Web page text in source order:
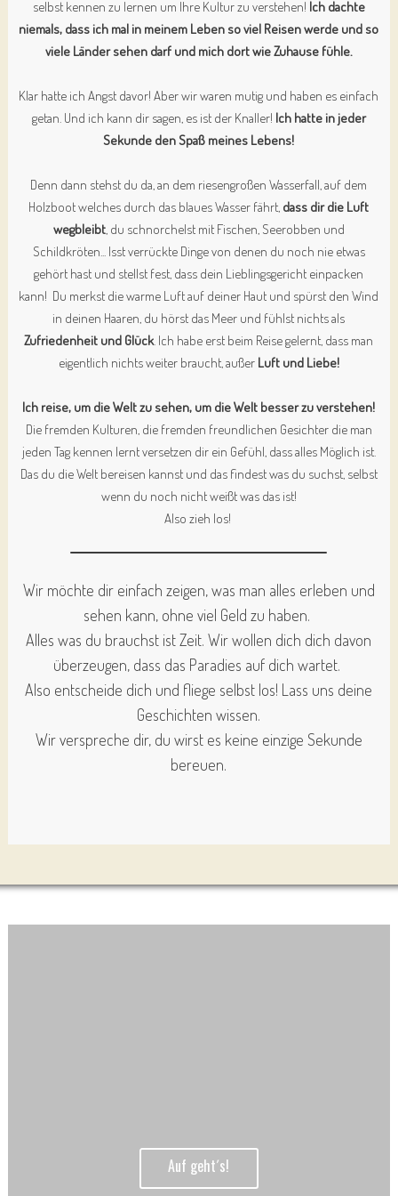
selbst kennen zu lernen um Ihre Kulturzu verstehen! Ich dachte
niemals, dass ich mal in meinem Leben so viel Reisen werde und so
viele Länder sehen darf und mich dort wie Zuhause fühle.
Klar hatte ich Angst davor! Aber wir waren mutig und haben es einfach
getan. Und ich kann dir sagen, es ist der Knaller! Ich hatte in jeder
Sekunde den Spaß meines Lebens!
Denn dann stehst du da, an dem riesengroßen Wasserfall, auf dem
Holzboot welches durch das blaues Wasser fährt, dass dir die Luft
wegbleibt, du schnorchelst mit Fischen, Seerobben und
Schildkröten... Isst verrückte Dinge von denen du noch nie etwas
gehört hast und stellst fest, dass dein Lieblingsgericht einpacken
kann! Du merkst die warme Luft auf deiner Haut und spürst den Wind
in deinen Haaren, du hörst das Meer und fühlst nichts als
Zufriedenheit und Glück . Ich habe erst beim Reise gelernt, dass man
eigentlich nichts weiter braucht, außer Luft und Liebe!
Ich reise, um die Welt zu sehen, um die Welt besser zu verstehen!
Die fremden Kulturen, die fremden freundlichen Gesichter die man
jeden Tag kennen lernt versetzen dir ein Gefühl, dass alles Möglich ist.
Das du die Welt bereisen kannst und das findest was du suchst, selbst
wenn du noch nicht weißt was das ist!
Also zieh los!
Wir möchte dir einfach zeigen, was man alles erleben und
sehen kann, ohne viel Geld zu haben.
Alles was du brauchst ist Zeit. Wir wollen dich dich davon
überzeugen, dass das Paradies auf dich wartet.
Also entscheide dich und fliege selbst los! Lass uns deine
Geschichten wissen.
Wir verspreche dir, du wirst es keine einzige Sekunde
bereuen.
So Reisen wir
Auf geht´s!